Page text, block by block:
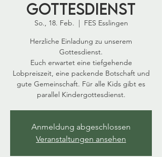
Gottesdienst
So., 18. Feb.
  |
FES Esslingen
Herzliche Einladung zu unserem
Gottesdienst.
Euch erwartet eine tiefgehende
Lobpreiszeit, eine packende Botschaft und
gute Gemeinschaft. Für alle Kids gibt es
parallel Kindergottesdienst.
Anmeldung abgeschlossen
Veranstaltungen ansehen